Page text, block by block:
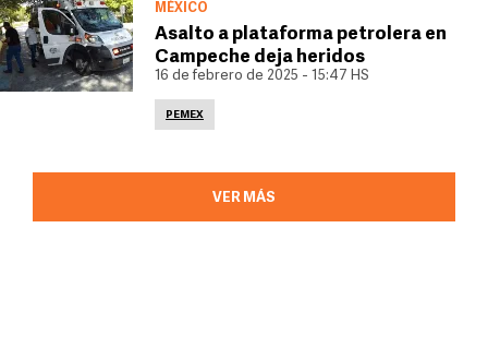
MÉXICO
Asalto a plataforma petrolera en
Campeche deja heridos
16 de febrero de 2025 - 15:47 HS
PEMEX
VER MÁS